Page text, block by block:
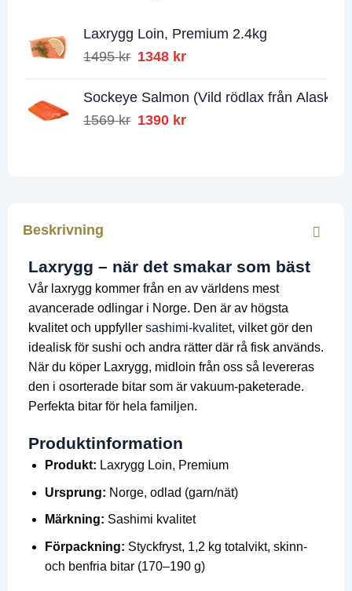
Laxrygg Loin, Premium 2.4kg
1495kr Det
var:
1495 kr.
1348 krDet
är:
1348 kr.
Sockeye Salmon (Vild rödlax från Alaska),
1569kr Det
1390 krDet
Beskrivning
Laxrygg – när det smakar som bäst
Vår laxrygg kommer från en av världens mest
avancerade odlingar i Norge. Den är av högsta
kvalitet och uppfyller sashimi-kvalitet, vilket gör den
idealisk för sushi och andra rätter där rå fisk används.
När du köper Laxrygg, midloin från oss så levereras
den i osorterade bitar som är vakuum-paketerade.
Perfekta bitar för hela familjen.
Produktinformation
Produkt: Laxrygg Loin, Premium
Ursprung: Norge, odlad (garn/nät)
Märkning: Sashimi kvalitet
Förpackning: Styckfryst, 1,2 kg totalvikt, skinn-
och benfria bitar (170–190 g)